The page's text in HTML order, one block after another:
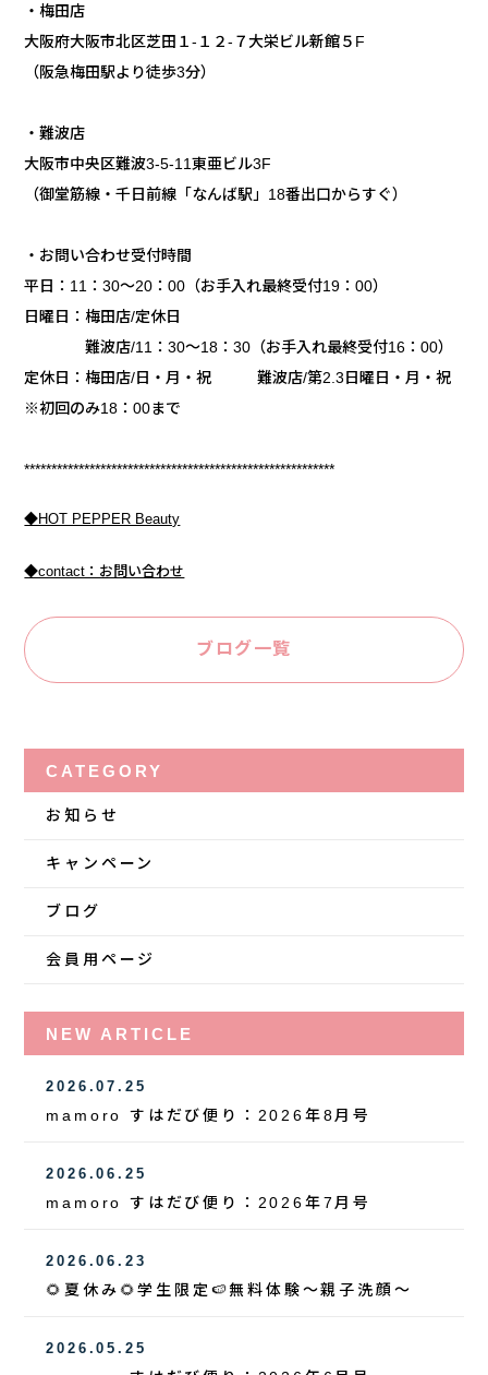
・梅田店
大阪府大阪市北区芝田１‐１２‐７大栄ビル新館５F
（阪急梅田駅より徒歩3分）
・難波店
大阪市中央区難波3-5-11東亜ビル3F
（御堂筋線・千日前線「なんば駅」18番出口からすぐ）
・お問い合わせ受付時間
平日：11：30～20：00（お手入れ最終受付19：00）
日曜日：梅田店/定休日
難波店/11：30～18：30（お手入れ最終受付16：00）
定休日：梅田店/日・月・祝 難波店/第2.3日曜日・月・祝
※初回のみ18：00まで
*********************************************************
◆HOT PEPPER Beauty
◆contact：お問い合わせ
ブログ一覧
CATEGORY
お知らせ
キャンペーン
ブログ
会員用ページ
NEW ARTICLE
2026.07.25
mamoro すはだび便り：2026年8月号
2026.06.25
mamoro すはだび便り：2026年7月号
2026.06.23
🌻夏休み🌻学生限定🍉無料体験～親子洗顔～
2026.05.25